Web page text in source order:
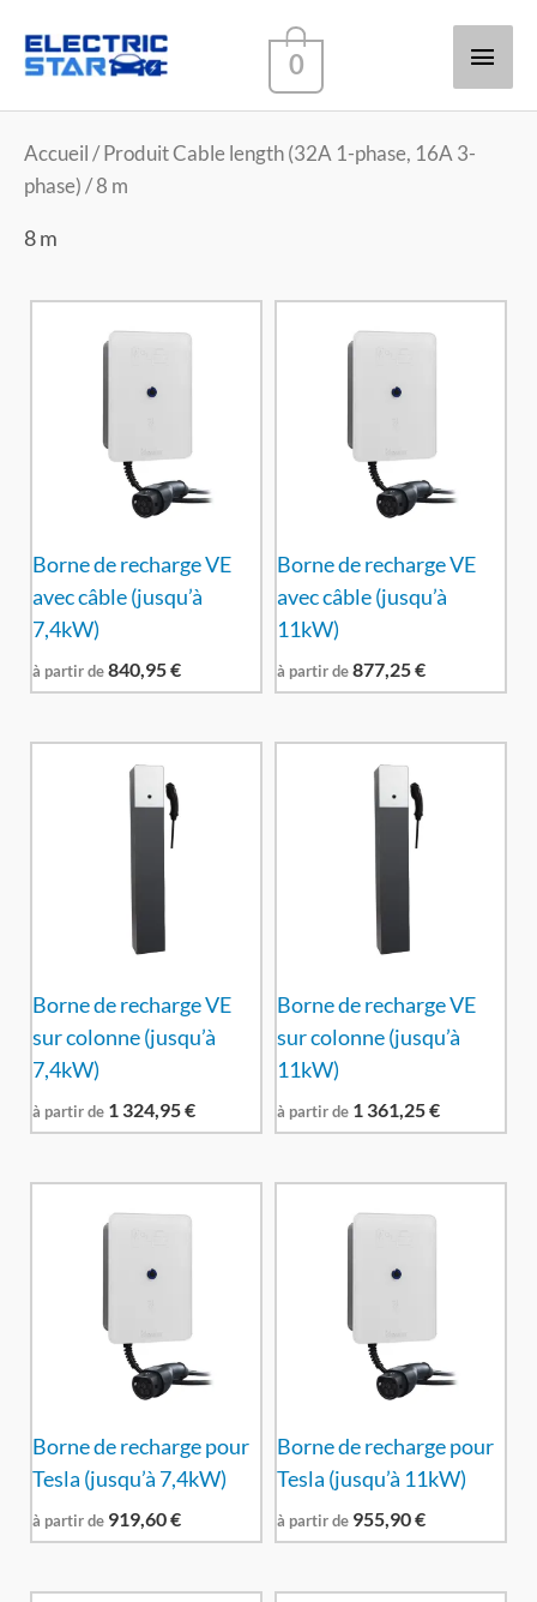
0
Accueil / Produit Cable length (32A 1-phase, 16A 3-
phase) / 8 m
8 m
Borne de recharge VE
avec câble (jusqu’à
7,4kW)
à partir de840,95€
Borne de recharge VE
avec câble (jusqu’à
11kW)
à partir de877,25€
Borne de recharge VE
sur colonne (jusqu’à
7,4kW)
à partir de 1 324,95€
Borne de recharge VE
sur colonne (jusqu’à
11kW)
à partir de 1 361,25€
Borne de recharge pour
Tesla (jusqu’à 7,4kW)
à partir de 919,60€
Borne de recharge pour
Tesla (jusqu’à 11kW)
à partir de 955,90€